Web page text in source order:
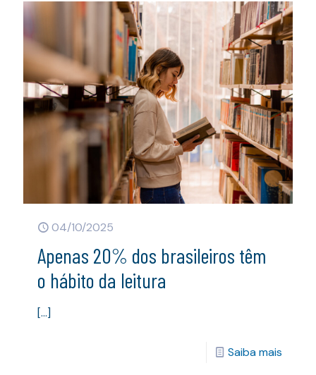
04/10/2025
Apenas 20% dos brasileiros têm
o hábito da leitura
[…]
Saiba mais